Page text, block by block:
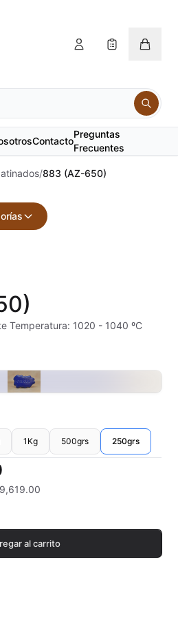
Contacto
Preguntas
Frecuentes
/883 (AZ-650)
Orton
Temperatura: 1020 - 1040 ºC
1Kg 500grs 250grs
al carrito